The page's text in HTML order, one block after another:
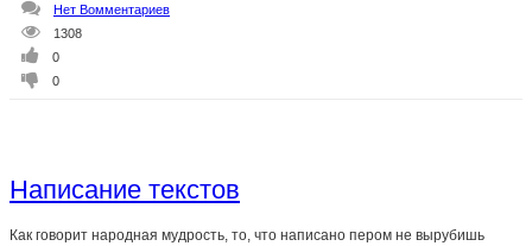
Нет Вомментариев
1308
0
0
Написание текстов
Как говорит народная мудрость, то, что написано пером не вырубишь